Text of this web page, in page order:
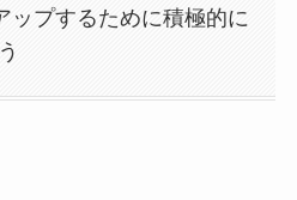
ップするために積極的に